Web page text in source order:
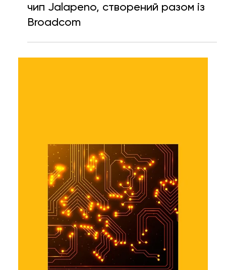
Ярослава Несисюк
24 черв.
Читати 1 хв
OpenAI представила власний ШІ-